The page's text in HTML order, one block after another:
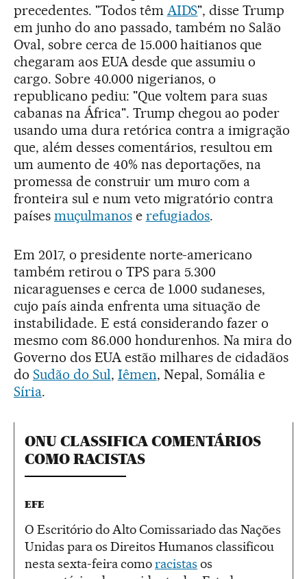
precedentes. "Todos têm AIDS", disse Trump
em junho do ano passado, também no Salão
Oval, sobre cerca de 15.000 haitianos que
chegaram aos EUA desde que assumiu o
cargo. Sobre 40.000 nigerianos, o
republicano pediu: "Que voltem para suas
cabanas na África". Trump chegou ao poder
usando uma dura retórica contra a imigração
que, além desses comentários, resultou em
um aumento de 40% nas deportações, na
promessa de construir um muro com a
fronteira sul e num veto migratório contra
países muçulmanose refugiados.
Em 2017, o presidente norte-americano
também retirou o TPS para 5.300
nicaraguenses e cerca de 1.000 sudaneses,
cujo país ainda enfrenta uma situação de
instabilidade. E está considerando fazer o
mesmo com 86.000 hondurenhos. Na mira do
Governo dos EUA estão milhares de cidadãos
do Sudão do Sul, Iêmen, Nepal, Somália e
Síria.
ONU CLASSIFICA COMENTÁRIOS
COMO RACISTAS
EFE
O Escritório do Alto Comissariado das Nações
Unidas para os Direitos Humanos classificou
nesta sexta-feira comoracistas os